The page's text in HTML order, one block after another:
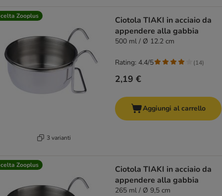
Zooplus
3 varianti
Ciotola TIAKI in acciaio da
appendere alla gabbia
500 ml / Ø 12.2 cm
2,19 €
Rating: 4.4/5 (14)
Aggiungi al carrello
Zooplus
Ciotola TIAKI in acciaio da
appendere alla gabbia
265 ml / Ø 9,5 cm